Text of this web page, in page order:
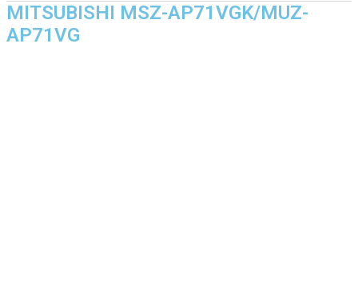
MITSUBISHI MSZ-AP71VGK/MUZ-
AP71VG